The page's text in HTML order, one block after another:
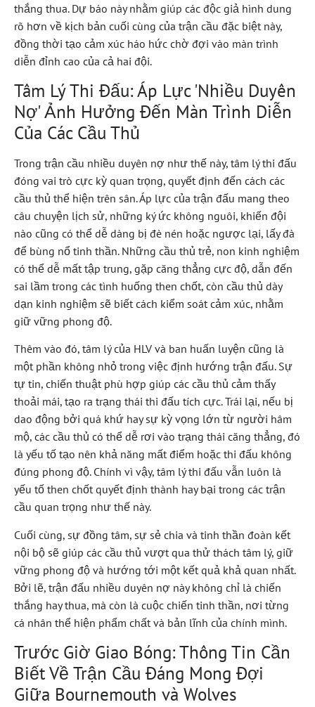
thắng thua. Dự báo này nhằm giúp các độc giả hình dung
rõ hơn về kịch bản cuối cùng của trận cầu đặc biệt này,
đồng thời tạo cảm xúc háo hức chờ đợi vào màn trình
diễn đỉnh cao của cả hai đội.
Tâm Lý Thi Đấu: Áp Lực 'Nhiều Duyên
Nợ' Ảnh Hưởng Đến Màn Trình Diễn
Của Các Cầu Thủ
Trong trận cầu nhiều duyên nợ như thế này, tâm lý thi đấu
đóng vai trò cực kỳ quan trọng, quyết định đến cách các
cầu thủ thể hiện trên sân. Áp lực của trận đấu mang theo
câu chuyện lịch sử, những ký ức không nguôi, khiến đội
nào cũng có thể dễ dàng bị đè nén hoặc ngược lại, lấy đà
để bùng nổ tinh thần. Những cầu thủ trẻ, non kinh nghiệm
có thể dễ mất tập trung, gặp căng thẳng cực độ, dẫn đến
sai lầm trong các tình huống then chốt, còn cầu thủ dày
dạn kinh nghiệm sẽ biết cách kiểm soát cảm xúc, nhằm
giữ vững phong độ.
Thêm vào đó, tâm lý của HLV và ban huấn luyện cũng là
một phần không nhỏ trong việc định hướng trận đấu. Sự
tự tin, chiến thuật phù hợp giúp các cầu thủ cảm thấy
thoải mái, tạo ra trạng thái thi đấu tích cực. Trái lại, nếu bị
dao động bởi quá khứ hay sự kỳ vọng lớn từ người hâm
mộ, các cầu thủ có thể dễ rơi vào trạng thái căng thẳng, đó
là yếu tố tạo nên khả năng mất điểm hoặc thi đấu không
đúng phong độ. Chính vì vậy, tâm lý thi đấu vẫn luôn là
yếu tố then chốt quyết định thành hay bại trong các trận
cầu quan trọng như thế này.
Cuối cùng, sự đồng tâm, sự sẻ chia và tinh thần đoàn kết
nội bộ sẽ giúp các cầu thủ vượt qua thử thách tâm lý, giữ
vững phong độ và hướng tới một kết quả khả quan nhất.
Bởi lẽ, trận đấu nhiều duyên nợ này không chỉ là chiến
thắng hay thua, mà còn là cuộc chiến tinh thần, nơi từng
cá nhân thể hiện phẩm chất và bản lĩnh của chính mình.
Trước Giờ Giao Bóng: Thông Tin Cần
Biết Về Trận Cầu Đáng Mong Đợi
Giữa Bournemouth và Wolves